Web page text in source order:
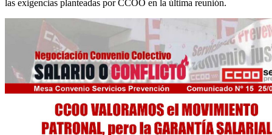
las exigencias planteadas por CCOO en la última reunión.